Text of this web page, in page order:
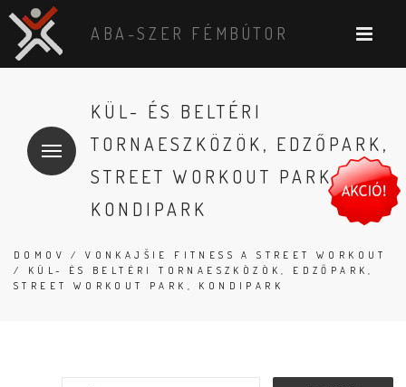
ABA-SZER FÉMBÚTOR
KÜL- ÉS BELTÉRI
TORNAESZKÖZÖK, EDZŐPARK,
STREET WORKOUT PARK,
KONDIPARK
DOMOV /VONKAJŠIE FITNESS A STREET WORKOUT
/ KÜL- ÉS BELTÉRI TORNAESZKÖZÖK, EDZŐPARK,
STREET WORKOUT PARK, KONDIPARK